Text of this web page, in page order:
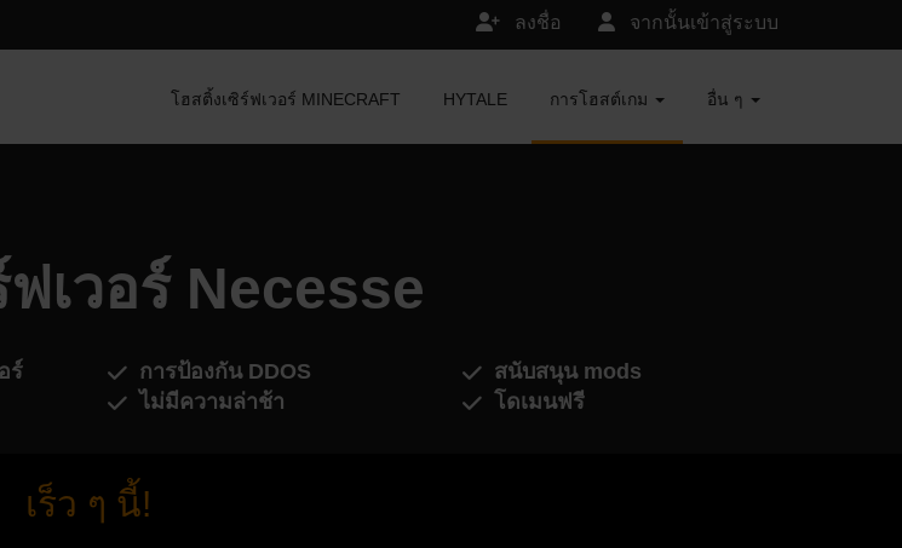
จากนั้นเข้าสู่ระบบ
ลงชื่อ
โฮสติ้งเซิร์ฟเวอร์ MINECRAFT HYTALE การโฮสต์เกม อื่น ๆ
เวอร์ Necesse
ร์
การป้องกัน DDOS
ไม่มีความล่าช้า
สนับสนุน mods
โดเมนฟรี
เร็ว ๆ นี้!